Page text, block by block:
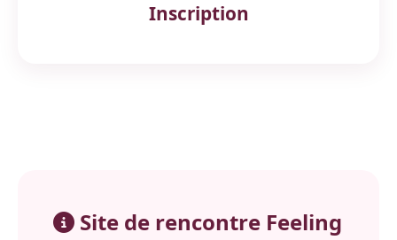
Inscription
Site de rencontre Feeling